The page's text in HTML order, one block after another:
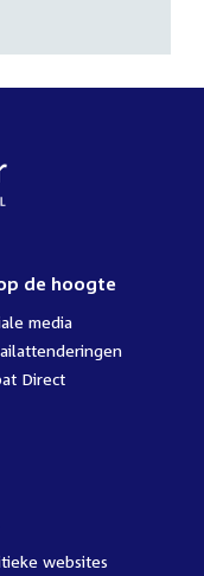
de hoogte
media
Direct
websites